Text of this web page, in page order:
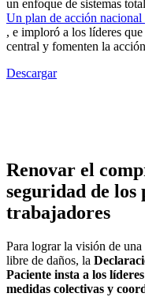
un enfoque de sistemas
Un plan de acción
, e imploró a los líderes
central y fomenten la
Descargar
Renovar el
seguridad de los
trabajadores
Para lograr la visión de
libre de daños, la
Paciente insta a los
medidas colectivas y